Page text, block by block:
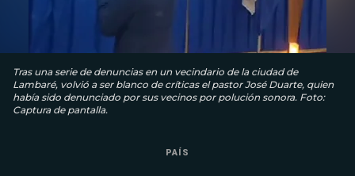
Tras una serie de denuncias en un vecindario de la ciudad de
Lambaré, volvió a ser blanco de críticas el pastor José Duarte, quien
había sido denunciado por sus vecinos por polución sonora. Foto:
Captura de pantalla.
PAÍS